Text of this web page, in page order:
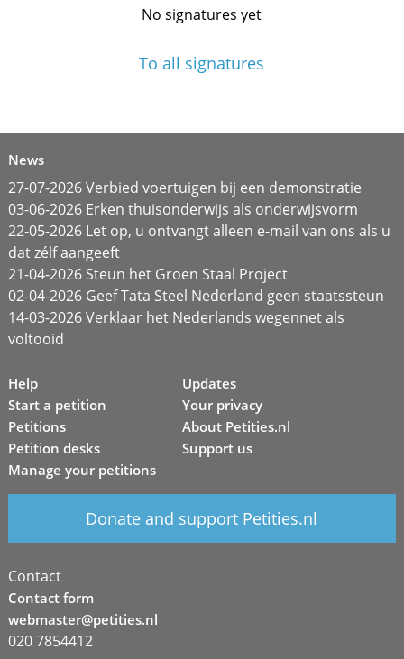
No signatures yet
To all signatures
News
27-07-2026 Verbied voertuigen bij een demonstratie
03-06-2026 Erken thuisonderwijs als onderwijsvorm
22-05-2026 Let op, u ontvangt alleen e-mail van ons als u
dat zélf aangeeft
21-04-2026 Steun het Groen Staal Project
02-04-2026 Geef Tata Steel Nederland geen staatssteun
14-03-2026 Verklaar het Nederlands wegennet als
voltooid
Help
Start a petition
Petitions
Petition desks
Manage your petitions
Updates
Your privacy
About Petities.nl
Support us
Donate and support Petities.nl
Contact
Contact form
webmaster@petities.nl
020 7854412